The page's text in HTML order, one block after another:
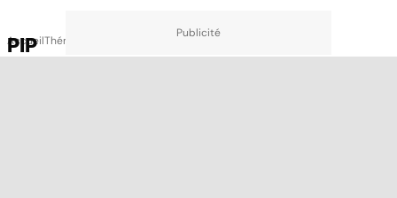
AccueilThématiques
PIP